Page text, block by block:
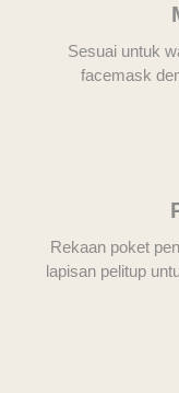
Sesuai untuk
facemask
Rekaan poket
lapisan pelitup